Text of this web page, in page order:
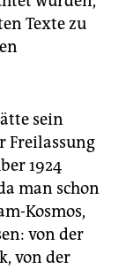
Texte zu
sein
Freilassung
1924
man schon
Kosmos,
von der
von der